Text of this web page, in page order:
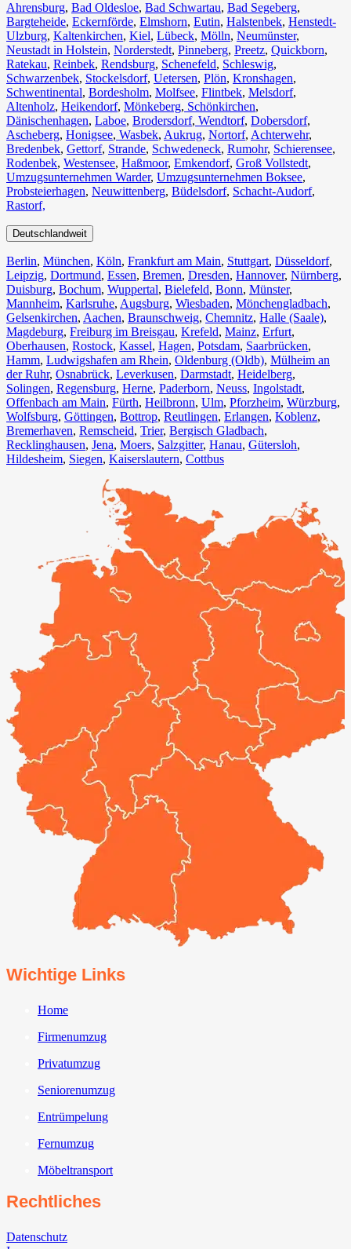
Ahrensburg, Bad Oldesloe, Bad Schwartau, Bad Segeberg,
Bargteheide, Eckernförde, Elmshorn, Eutin, Halstenbek, Henstedt-
Ulzburg, Kaltenkirchen, Kiel, Lübeck, Mölln, Neumünster,
Neustadt in Holstein, Norderstedt, Pinneberg, Preetz, Quickborn,
Ratekau, Reinbek, Rendsburg, Schenefeld, Schleswig,
Schwarzenbek, Stockelsdorf, Uetersen, Plön, Kronshagen,
Schwentinental, Bordesholm, Molfsee, Flintbek, Melsdorf,
Altenholz, Heikendorf, Mönkeberg, Schönkirchen,
Dänischenhagen, Laboe, Brodersdorf, Wendtorf, Dobersdorf,
Ascheberg, Honigsee, Wasbek, Aukrug, Nortorf, Achterwehr,
Bredenbek, Gettorf, Strande, Schwedeneck, Rumohr, Schierensee,
Rodenbek, Westensee, Haßmoor, Emkendorf, Groß Vollstedt,
Umzugsunternehmen Warder, Umzugsunternehmen Boksee,
Probsteierhagen, Neuwittenberg, Büdelsdorf, Schacht-Audorf,
Rastorf,
Deutschlandweit
Berlin⁠, München, Köln⁠, Frankfurt am Main, Stuttgart, Düsseldorf,
Leipzig, Dortmund, Essen, Bremen, Dresden, Hannover, Nürnberg,
Duisburg⁠, Bochum, Wuppertal⁠, Bielefeld⁠, Bonn⁠, Münster⁠,
Mannheim, Karlsruhe, Augsburg, Wiesbaden⁠, Mönchengladbach⁠,
Gelsenkirchen⁠, Aachen⁠, Braunschweig, Chemnitz⁠, Halle (Saale)⁠,
Magdeburg, Freiburg im Breisgau⁠, Krefeld⁠, Mainz⁠, Erfurt,
Oberhausen⁠, Rostock⁠, Kassel⁠, Hagen, Potsdam, Saarbrücken⁠,
Hamm, Ludwigshafen am Rhein⁠, Oldenburg (Oldb), Mülheim an
der Ruhr, Osnabrück⁠, Leverkusen, Darmstadt⁠, Heidelberg,
Solingen, Regensburg, Herne⁠, Paderborn, Neuss, Ingolstadt,
Offenbach am Main, Fürth⁠, Heilbronn, Ulm⁠, Pforzheim, Würzburg,
Wolfsburg⁠, Göttingen, Bottrop, Reutlingen, Erlangen⁠, Koblenz,
Bremerhaven⁠, Remscheid, Trier⁠, Bergisch Gladbach,
Recklinghausen, Jena⁠, Moers⁠, Salzgitter⁠, Hanau, Gütersloh,
Hildesheim⁠, Siegen⁠, Kaiserslautern⁠, Cottbus⁠
Wichtige Links
Home
Firmenumzug
Privatumzug
Seniorenumzug
Entrümpelung
Fernumzug
Möbeltransport
Rechtliches
Datenschutz